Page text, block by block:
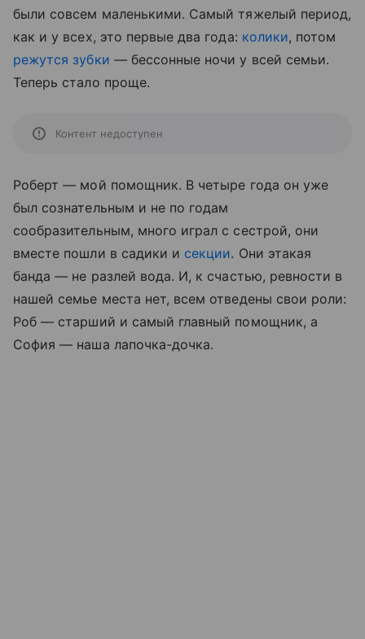
были совсем маленькими. Самый тяжелый период,
как и у всех, это первые два года: колики, потом
режутся зубки — бессонные ночи у всей семьи.
Теперь стало проще.
Контент недоступен
Роберт — мой помощник. В четыре года он уже
был сознательным и не по годам
сообразительным, много играл с сестрой, они
вместе пошли в садики и секции. Они этакая
банда — не разлей вода. И, к счастью, ревности в
нашей семье места нет, всем отведены свои роли:
Роб — старший и самый главный помощник, а
София — наша лапочка-дочка.